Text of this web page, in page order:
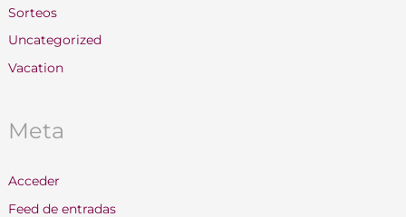
Sorteos
Uncategorized
Vacation
Meta
Acceder
Feed de entradas